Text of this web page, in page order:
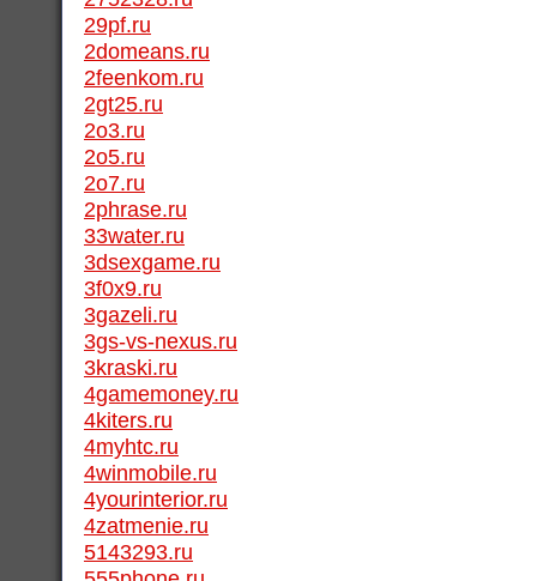
29pf.ru
2domeans.ru
2feenkom.ru
2gt25.ru
2o3.ru
2o5.ru
2o7.ru
2phrase.ru
33water.ru
3dsexgame.ru
3f0x9.ru
3gazeli.ru
3gs-vs-nexus.ru
3kraski.ru
4gamemoney.ru
4kiters.ru
4myhtc.ru
4winmobile.ru
4yourinterior.ru
4zatmenie.ru
5143293.ru